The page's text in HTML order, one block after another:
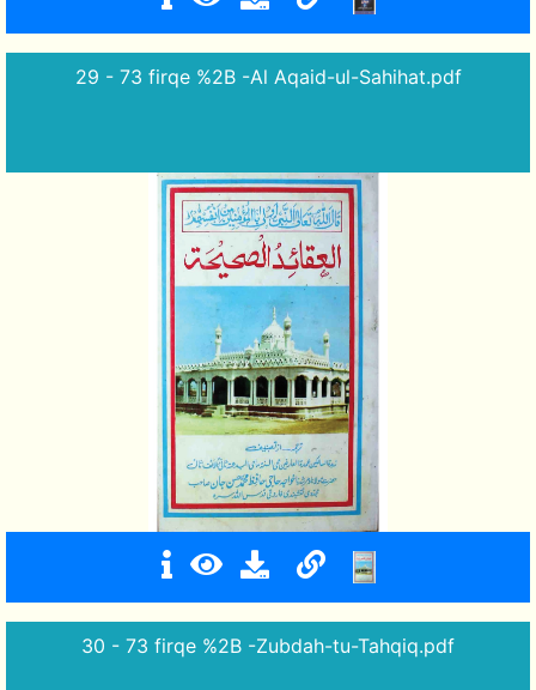
29 - 73 firqe %2B -Al Aqaid-ul-Sahihat.pdf
30 - 73 firqe %2B -Zubdah-tu-Tahqiq.pdf